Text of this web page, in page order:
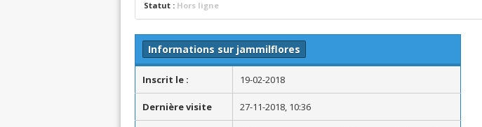
Statut : Hors ligne
Informations sur jammilflores
Inscrit le : 19-02-2018
Dernière visite 27-11-2018, 10:36